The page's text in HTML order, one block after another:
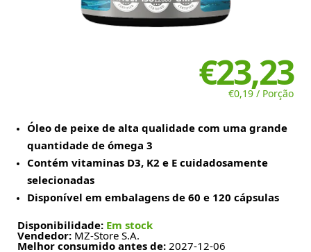
€23,23
€0,19 / Porção
Óleo de peixe de alta qualidade com uma grande
quantidade de ómega 3
Contém vitaminas D3, K2 e E cuidadosamente
selecionadas
Disponível em embalagens de 60 e 120 cápsulas
Disponibilidade: Em stock
Vendedor: MZ-Store S.A.
Melhor consumido antes de: 2027-12-06